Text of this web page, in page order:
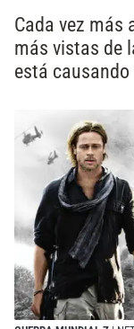
Cada vez más
más vistas de
está